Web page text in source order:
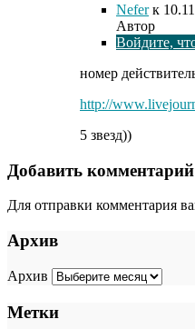
Neferк
Автор
Войдите,
номер
http://
5 звезд))
Добавить комментарий
Для отправки комментария
Архив
Архив
Метки